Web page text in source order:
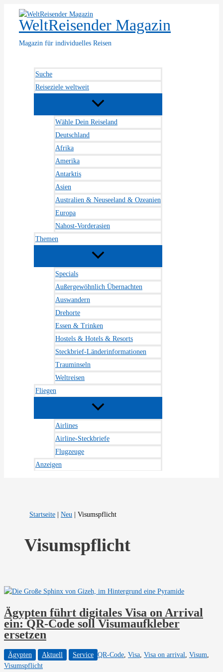
Inhalt
springenWeltReisender Magazin
Magazin für individuelles Reisen
Suche
Reiseziele weltweit
Wähle Dein Reiseland
Deutschland
Afrika
Amerika
Antarktis
Asien
Australien & Neuseeland & Ozeanien
Europa
Nahost-Vorderasien
Themen
Specials
Außergewöhnlich Übernachten
Auswandern
Drehorte
Essen & Trinken
Hostels & Hotels & Resorts
Steckbrief-Länderinformationen
Trauminseln
Weltreisen
Fliegen
Airlines
Airline-Steckbriefe
Flugzeuge
Anzeigen
Startseite |Neu |Visumspflicht
Visumspflicht
Ägypten führt digitales Visa on Arrival
ein: QR-Code soll Visumaufkleber
ersetzen
Ägypten Aktuell Service QR-Code, Visa, Visa on arrival, Visum,
Visumspflicht